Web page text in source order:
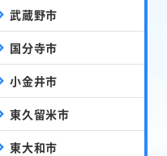
武蔵野市
国分寺市
小金井市
東久留米市
東大和市